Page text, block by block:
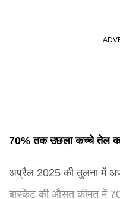
70% तक उछला कच्चे तेल
अप्रैल 2025 की तुलना में
बास्केट की औसत कीमत में